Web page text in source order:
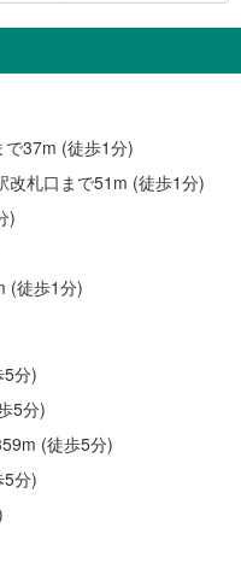
で37m (徒歩1分)
改札口まで51m (徒歩1分)
)
(徒歩1分)
分)
5分)
(徒歩5分)
分)